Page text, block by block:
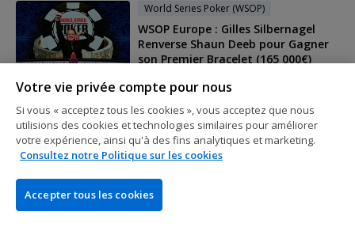
World Series Poker (WSOP)
WSOP Europe : Gilles Silbernagel
Renverse Shaun Deeb pour Gagner
son Premier Bracelet (165 000€)
World Series Poker (WSOP)
WSOP Europe : Julien Stropoli 6e de
l'Opener, Gilles Silbernagel en TF du
Colossus
2 min à lire
Votre vie privée compte pour nous
Si vous « acceptez tous les cookies », vous acceptez que nous
utilisions des cookies et technologies similaires pour améliorer
votre expérience, ainsi qu'à des fins analytiques et marketing.
Consultez notre Politique sur les cookies
Accepter tous les cookies